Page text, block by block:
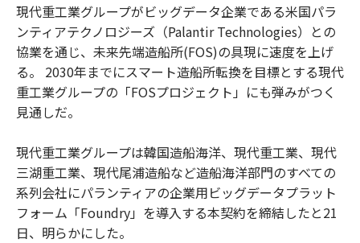
現代重工業グループがビッグデータ企業である米国パラ
ンティアテクノロジーズ（Palantir Technologies）との
協業を通じ、未来先端造船所(FOS)の具現に速度を上げ
る。 2030年までにスマート造船所転換を目標とする現代
重工業グループの「FOSプロジェクト」にも弾みがつく
見通しだ。
現代重工業グループは韓国造船海洋、現代重工業、現代
三湖重工業、現代尾浦造船など造船海洋部門のすべての
系列会社にパランティアの企業用ビッグデータプラット
フォーム「Foundry」を導入する本契約を締結したと21
日、明らかにした。